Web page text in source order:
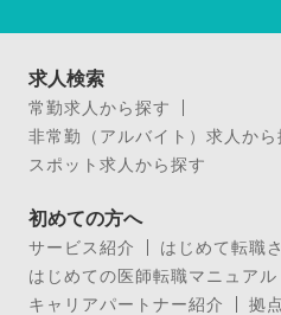
求人検索
常勤求人から探す
非常勤（アルバイト）求人から
スポット求人から探す
初めての方へ
サービス紹介
はじめて転職
はじめての医師転職マニュアル
キャリアパートナー紹介
拠